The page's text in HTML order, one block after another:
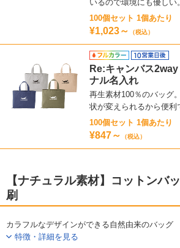
いるので環境にも優しい。
100個セット 1個あたり
¥1,023～ （税込）
Re:キャンバス
ナル名入れ
再生素材100％のバッグ
状が変えられるから便利
100個セット 1個あたり
¥847～ （税込）
【ナチュラル素材】コットン
刷
カラフルなデザインができる自然由来のバッグ
特徴・詳細を見る